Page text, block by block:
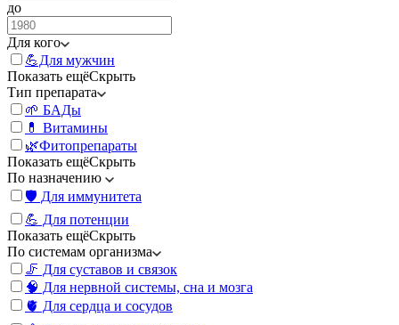
до
Для кого
💪Для мужчин
Показать ещёСкрыть
Тип препарата
🌱 БАДы
💊 Витамины
🌿Фитопрепараты
Показать ещёСкрыть
По назначению
🛡️ Для иммунитета
💪 Для потенции
Показать ещёСкрыть
По системам организма
🦵 Для суставов и связок
🧠 Для нервной системы, сна и мозга
🫀 Для сердца и сосудов